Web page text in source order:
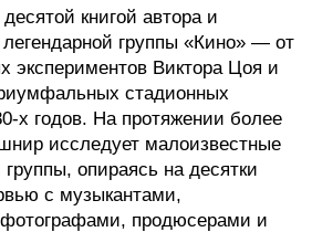
книгой автора и
группы «Кино» — от
экспериментов Виктора Цоя и
стадионных
х годов. На протяжении более
исследует малоизвестные
опираясь на десятки
с музыкантами,
продюсерами и